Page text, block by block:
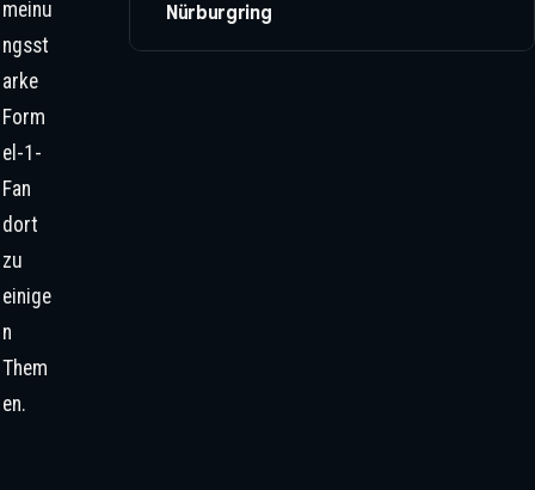
meinu
ngsst
arke
Form
el-1-
Fan
dort
zu
einige
n
Them
en.
Bernie
stone
war in
Spielb
sogar
dem
m zu
sehen
. ©
XPB
Nürburgring